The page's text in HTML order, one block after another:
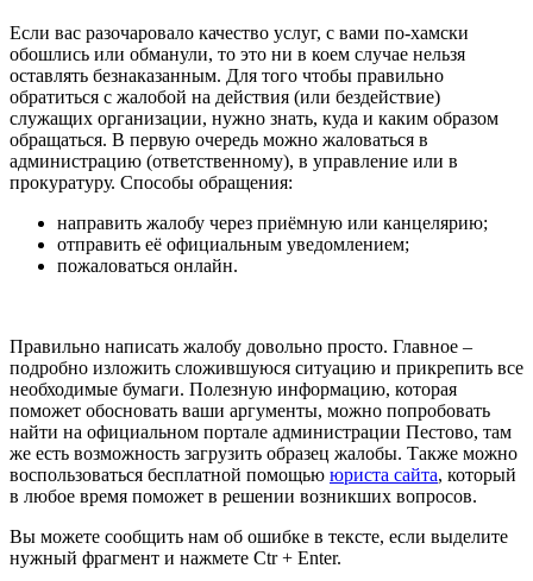
Если вас разочаровало качество услуг, с вами по-хамски
обошлись или обманули, то это ни в коем случае нельзя
оставлять безнаказанным. Для того чтобы правильно
обратиться с жалобой на действия (или бездействие)
служащих организации, нужно знать, куда и каким образом
обращаться. В первую очередь можно жаловаться в
администрацию (ответственному), в управление или в
прокуратуру. Способы обращения:
направить жалобу через приёмную или канцелярию;
отправить её официальным уведомлением;
пожаловаться онлайн.
Правильно написать жалобу довольно просто. Главное –
подробно изложить сложившуюся ситуацию и прикрепить все
необходимые бумаги. Полезную информацию, которая
поможет обосновать ваши аргументы, можно попробовать
найти на официальном портале администрации Пестово, там
же есть возможность загрузить образец жалобы. Также можно
воспользоваться бесплатной помощью юриста сайта, который
в любое время поможет в решении возникших вопросов.
Вы можете сообщить нам об ошибке в тексте, если выделите
нужный фрагмент и нажмете Ctr + Enter.